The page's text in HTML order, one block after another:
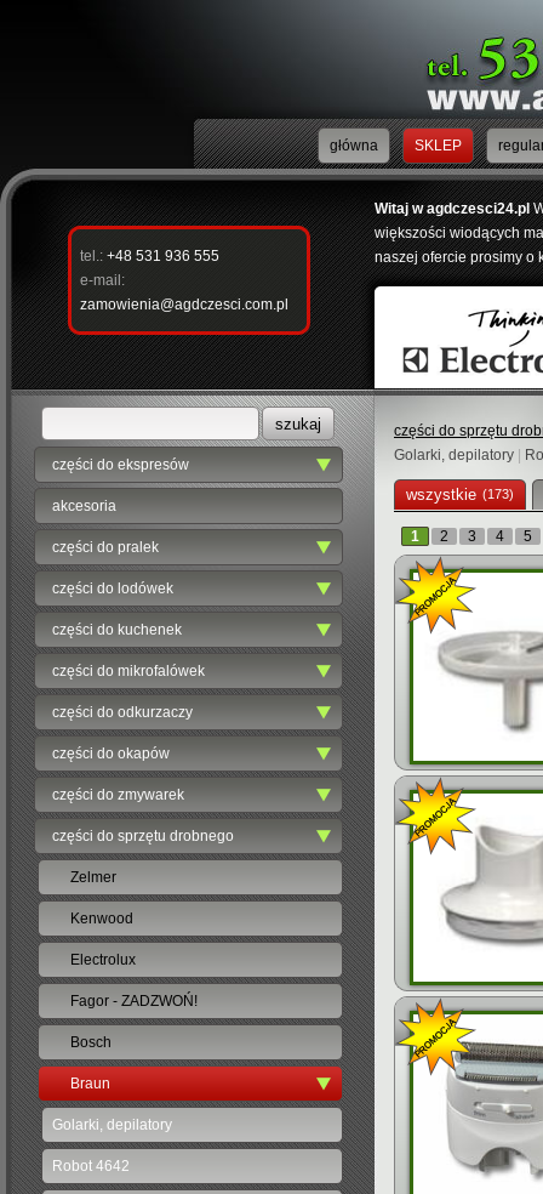
Witaj w agdczesci24.pl
większości wiodących
naszej ofercie prosimy o
tel.: +48 531 936 555
e-mail:
zamowienia@agdczesci.com.pl
główna SKLEP
części do ekspresów
akcesoria
części do pralek
części do lodówek
części do kuchenek
części do mikrofalówek
części do odkurzaczy
części do okapów
części do zmywarek
części do sprzętu drobnego
Zelmer
Kenwood
Electrolux
Fagor - ZADZWOŃ!
Bosch
Braun
Golarki, depilatory
Robot 4642
części do sprzętu
Golarki, depilatory
wszystkie (173)
1 2 3 4 5